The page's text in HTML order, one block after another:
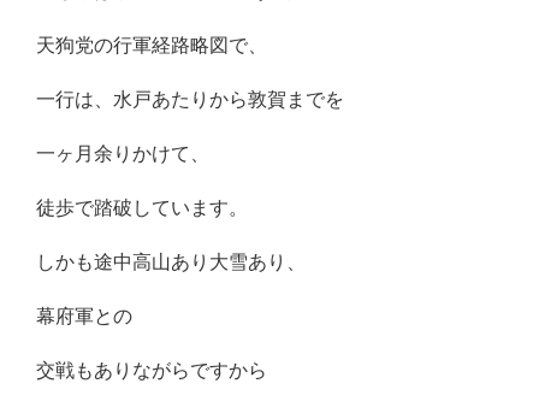
天狗党の行軍経路略図で、
一行は、水戸あたりから敦賀までを
一ヶ月余りかけて、
徒歩で踏破しています。
しかも途中高山あり大雪あり、
幕府軍との
交戦もありながらですから